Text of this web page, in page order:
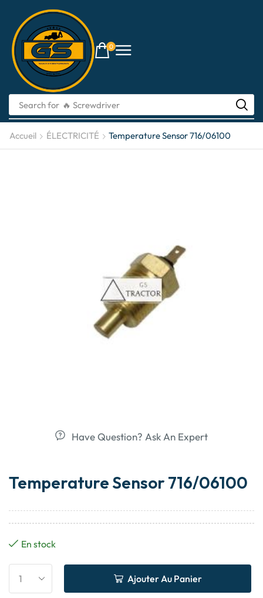
0
Search for 🔥 Screwdriver
Accueil ÉLECTRICITÉ Temperature Sensor 716/06100
Have Question? Ask An Expert
Temperature Sensor 716/06100
En stock
Ajouter Au Panier